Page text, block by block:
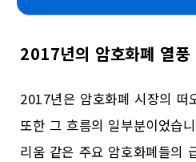
2017년의 암호화폐 열풍
2017년은 암호화폐 시장의 떠
또한 그 흐름의 일부분이었습
리움 같은 주요 암호화폐들의